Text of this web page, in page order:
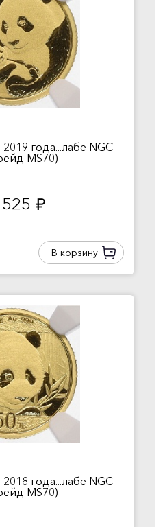
года...лабе NGC
MS70)
руб.
В корзину
года...лабе NGC
MS70)